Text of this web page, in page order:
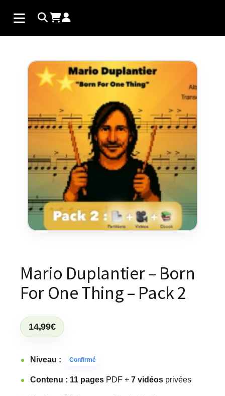
Mario Duplantier – Born
For One Thing – Pack 2
14,99€
Niveau : Confirmé
Contenu : 11 pages PDF + 7 vidéos privées